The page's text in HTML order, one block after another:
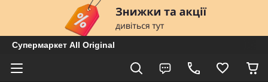
Супермаркет All Original